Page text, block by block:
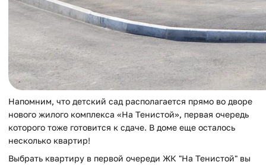
Напомним, что детский сад располагается прямо во дворе
нового жилого комплекса «На Тенистой», первая очередь
которого тоже готовится к сдаче. В доме еще осталось
несколько квартир!
Выбрать квартиру в первой очереди ЖК "На Тенистой" вы